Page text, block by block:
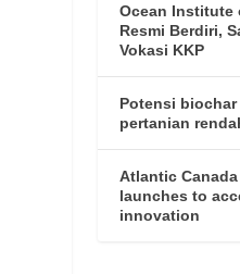
Ocean Institute
Resmi Berdiri,
Vokasi KKP
Potensi
pertanian
Atlantic
launches to
innovation